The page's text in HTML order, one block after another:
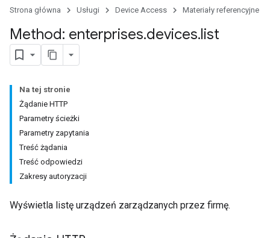
Strona główna Usługi Device Access Materiały referencyjne
Method: enterprises.devices.list
Na tej stronie
Żądanie HTTP
Parametry ścieżki
Parametry zapytania
Treść żądania
Treść odpowiedzi
Zakresy autoryzacji
Wyświetla listę urządzeń zarządzanych przez firmę.